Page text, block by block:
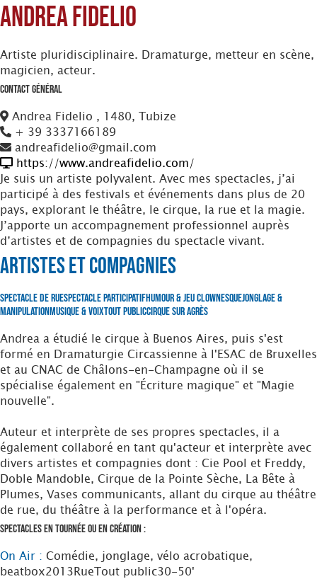
Andrea Fidelio
Artiste pluridisciplinaire. Dramaturge, metteur en scène,
magicien, acteur.
Contact Général
Andrea Fidelio , 1480, Tubize
+ 39 3337166189
andreafidelio@gmail.com
https://www.andreafidelio.com/
Je suis un artiste polyvalent. Avec mes spectacles, j’ai
participé à des festivals et événements dans plus de 20
pays, explorant le théâtre, le cirque, la rue et la magie.
J’apporte un accompagnement professionnel auprès
d’artistes et de compagnies du spectacle vivant.
Artistes et Compagnies
Spectacle de RueSpectacle ParticipatifHumour & Jeu clownesqueJonglage &
ManipulationMusique & VoixTout PublicCirque sur Agrès
Andrea a étudié le cirque à Buenos Aires, puis s'est
formé en Dramaturgie Circassienne à l'ESAC de Bruxelles
et au CNAC de Châlons-en-Champagne où il se
spécialise également en "Écriture magique" et "Magie
nouvelle".
Auteur et interprète de ses propres spectacles, il a
également collaboré en tant qu'acteur et interprète avec
divers artistes et compagnies dont : Cie Pool et Freddy,
Doble Mandoble, Cirque de la Pointe Sèche, La Bête à
Plumes, Vases communicants, allant du cirque au théâtre
de rue, du théâtre à la performance et à l'opéra.
Spectacles en tournée ou en création :
On Air : Comédie, jonglage, vélo acrobatique,
beatbox2013RueTout public30-50'